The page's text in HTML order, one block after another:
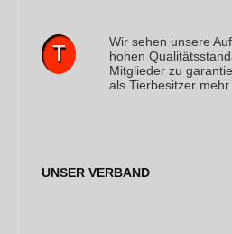
T
Wir sehen unsere
hohen
Mitglieder zu
als Tierbesitzer
UNSER VERBAND